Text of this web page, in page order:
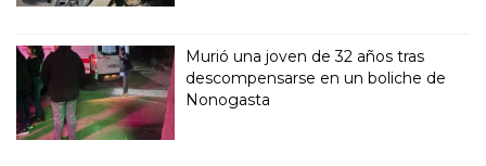
Murió una joven de 32 años tras
descompensarse en un boliche de
Nonogasta